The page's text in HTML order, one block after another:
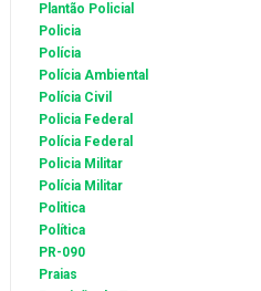
Plantão Policial
Policia
Polícia
Polícia Ambiental
Polícia Civil
Policia Federal
Polícia Federal
Policia Militar
Polícia Militar
Politica
Política
PR-090
Praias